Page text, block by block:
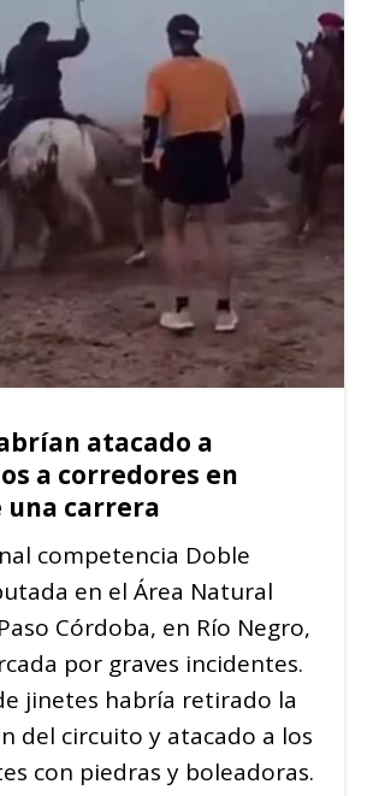
atacado a
a corredores en
una carrera
competencia Doble
en el Área Natural
Córdoba, en Río Negro,
por graves incidentes.
jinetes habría retirado la
del circuito y atacado a los
con piedras y boleadoras.